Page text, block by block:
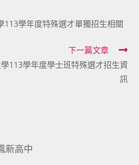
113學年度特殊選才單獨招生相關
下一篇文章
學113學年度學士班特殊選才招生資
訊
新高中